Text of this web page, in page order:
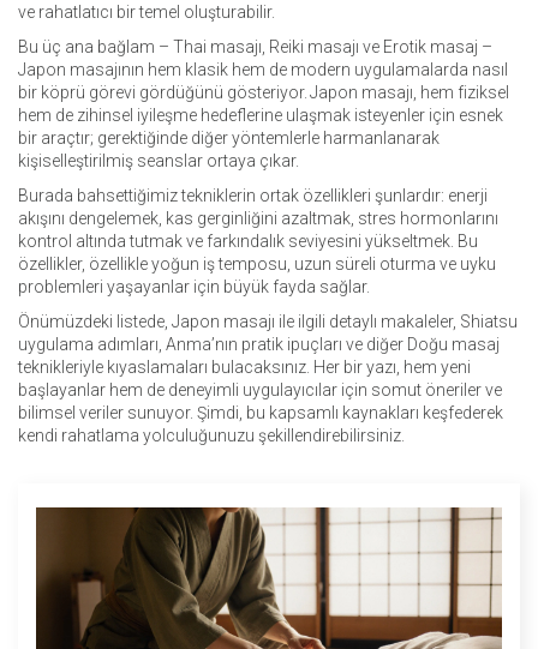
ve rahatlatıcı bir temel oluşturabilir.
Bu üç ana bağlam – Thai masajı, Reiki masajı ve Erotik masaj –
Japon masajının hem klasik hem de modern uygulamalarda nasıl
bir köprü görevi gördüğünü gösteriyor. Japon masajı, hem fiziksel
hem de zihinsel iyileşme hedeflerine ulaşmak isteyenler için esnek
bir araçtır; gerektiğinde diğer yöntemlerle harmanlanarak
kişiselleştirilmiş seanslar ortaya çıkar.
Burada bahsettiğimiz tekniklerin ortak özellikleri şunlardır: enerji
akışını dengelemek, kas gerginliğini azaltmak, stres hormonlarını
kontrol altında tutmak ve farkındalık seviyesini yükseltmek. Bu
özellikler, özellikle yoğun iş temposu, uzun süreli oturma ve uyku
problemleri yaşayanlar için büyük fayda sağlar.
Önümüzdeki listede, Japon masajı ile ilgili detaylı makaleler, Shiatsu
uygulama adımları, Anma’nın pratik ipuçları ve diğer Doğu masaj
teknikleriyle kıyaslamaları bulacaksınız. Her bir yazı, hem yeni
başlayanlar hem de deneyimli uygulayıcılar için somut öneriler ve
bilimsel veriler sunuyor. Şimdi, bu kapsamlı kaynakları keşfederek
kendi rahatlama yolculuğunuzu şekillendirebilirsiniz.